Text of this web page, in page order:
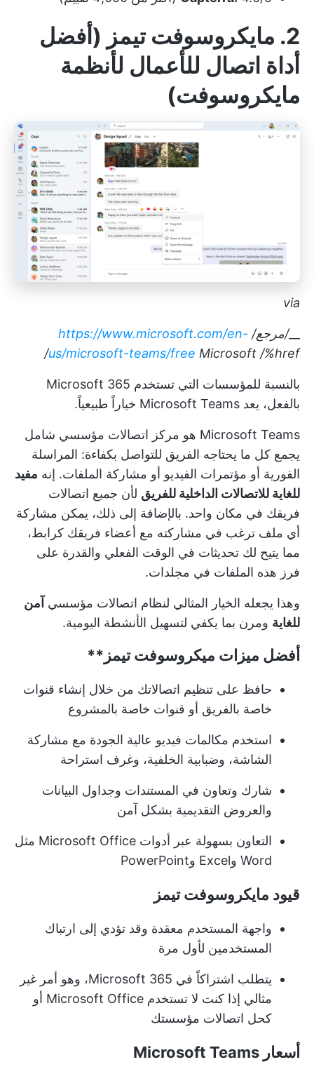
2. مايكروسوفت تيمز (أفضل
أداة اتصال للأعمال لأنظمة
مايكروسوفت)
via
__/مرجع/ https://www.microsoft.com/en-
us/microsoft-teams/free Microsoft /%href/
بالنسبة للمؤسسات التي تستخدم Microsoft 365
بالفعل، يعد Microsoft Teams خياراً طبيعياً.
Microsoft Teams هو مركز اتصالات مؤسسي شامل
يجمع كل ما يحتاجه الفريق للتواصل بكفاءة: المراسلة
الفورية أو مؤتمرات الفيديو أو مشاركة الملفات. إنه مفيد
للغاية للاتصالات الداخلية للفريق لأن جميع اتصالات
فريقك في مكان واحد. بالإضافة إلى ذلك، يمكن مشاركة
أي ملف ترغب في مشاركته مع أعضاء فريقك كرابط،
مما يتيح لك تحديثات في الوقت الفعلي والقدرة على
فرز هذه الملفات في مجلدات.
وهذا يجعله الخيار المثالي لنظام اتصالات مؤسسي آمن
للغاية ومرن بما يكفي لتسهيل الأنشطة اليومية.
أفضل ميزات ميكروسوفت تيمز**
حافظ على تنظيم اتصالاتك من خلال إنشاء قنوات
خاصة بالفريق أو قنوات خاصة بالمشروع
استخدم مكالمات فيديو عالية الجودة مع مشاركة
الشاشة، وضبابية الخلفية، وغرف استراحة
شارك وتعاون في المستندات وجداول البيانات
والعروض التقديمية بشكل آمن
التعاون بسهولة عبر أدوات Microsoft Office مثل
Word وExcel وPowerPoint
قيود مايكروسوفت تيمز
واجهة المستخدم معقدة وقد تؤدي إلى ارتباك
المستخدمين لأول مرة
يتطلب اشتراكاً في Microsoft 365، وهو أمر غير
مثالي إذا كنت لا تستخدم Microsoft Office أو
كحل اتصالات مؤسستك
أسعار Microsoft Teams